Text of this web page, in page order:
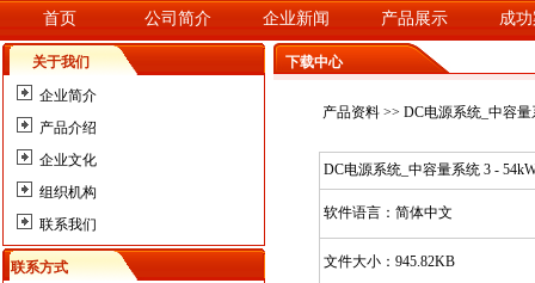
首页 公司简介 企业新闻 产品展示 成
关于我们
企业简介
产品介绍
企业文化
组织机构
联系我们
联系方式
下载中心
产品资料>> DC电源系统_中容量
DC电源系统_中容量系统 3 -
软件语言：简体中文
文件大小：945.82KB